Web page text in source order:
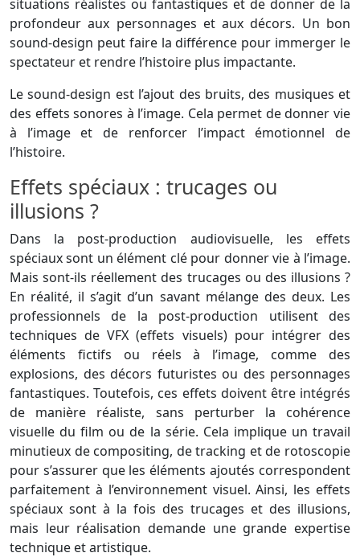
situations réalistes ou fantastiques et de donner de la
profondeur aux personnages et aux décors. Un bon
sound-design peut faire la différence pour immerger le
spectateur et rendre l’histoire plus impactante.
Le sound-design est l’ajout des bruits, des musiques et
des effets sonores à l’image. Cela permet de donner vie
à l’image et de renforcer l’impact émotionnel de
l’histoire.
Effets spéciaux : trucages ou
illusions ?
Dans la post-production audiovisuelle, les effets
spéciaux sont un élément clé pour donner vie à l’image.
Mais sont-ils réellement des trucages ou des illusions ?
En réalité, il s’agit d’un savant mélange des deux. Les
professionnels de la post-production utilisent des
techniques de VFX (effets visuels) pour intégrer des
éléments fictifs ou réels à l’image, comme des
explosions, des décors futuristes ou des personnages
fantastiques. Toutefois, ces effets doivent être intégrés
de manière réaliste, sans perturber la cohérence
visuelle du film ou de la série. Cela implique un travail
minutieux de compositing, de tracking et de rotoscopie
pour s’assurer que les éléments ajoutés correspondent
parfaitement à l’environnement visuel. Ainsi, les effets
spéciaux sont à la fois des trucages et des illusions,
mais leur réalisation demande une grande expertise
technique et artistique.